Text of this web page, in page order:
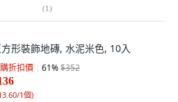
(1)
形裝飾地磚, 水泥米色, 10入
折扣價 61%$352
1個)